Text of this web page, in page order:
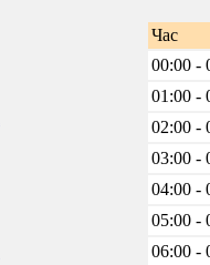
Час
00:00 -
01:00 -
02:00 -
03:00 -
04:00 -
05:00 -
06:00 -